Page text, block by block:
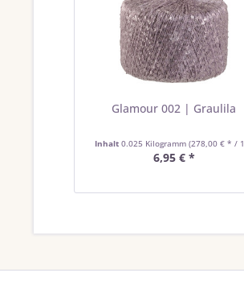
Glamour 002 | Graulila
Inhalt 0.025 Kilogramm (278,00 € * / 1 Kilogramm)
6,95 € *